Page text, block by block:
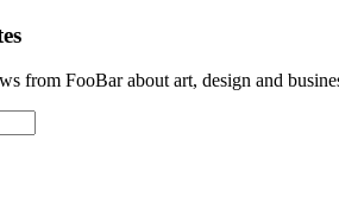
from FooBar about art, design and